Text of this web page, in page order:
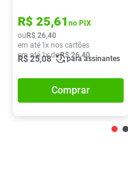
R$ 25,61 no PIX
ou R$ 26,40
em até 1x nos cartões
em até1x deR$ 26,40
R$25,08 para assinantes
Comprar